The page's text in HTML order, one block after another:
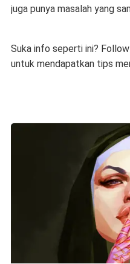
juga punya masalah yang
Suka info seperti ini?
untuk mendapatkan tips